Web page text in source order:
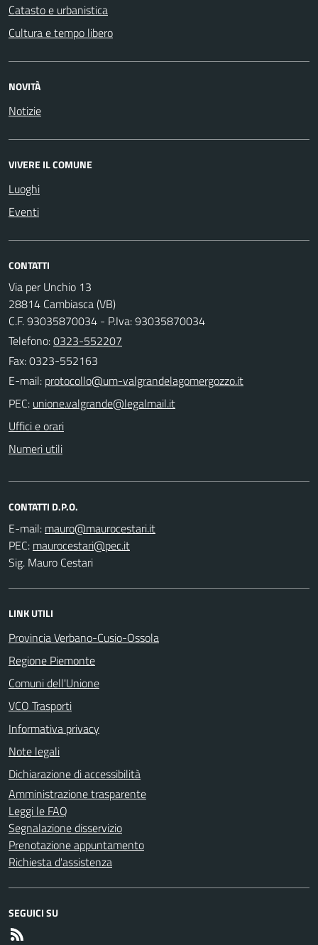
Catasto e urbanistica
Cultura e tempo libero
NOVITÀ
Notizie
VIVERE IL COMUNE
Luoghi
Eventi
CONTATTI
Via per Unchio 13
28814 Cambiasca (VB)
C.F. 93035870034 - P.Iva: 93035870034
Telefono:0323-552207
Fax: 0323-552163
E-mail:
PEC:
Uffici e orari
Numeri utili
CONTATTI D.P.O.
E-mail:
PEC:
Sig. Mauro Cestari
LINK UTILI
Provincia Verbano-Cusio-Ossola
Regione Piemonte
Comuni dell'Unione
VCO Trasporti
Informativa privacy
Note legali
Dichiarazione di accessibilità
Amministrazione trasparente
Leggi le FAQ
Segnalazione disservizio
Prenotazione appuntamento
Richiesta d'assistenza
SEGUICI SU